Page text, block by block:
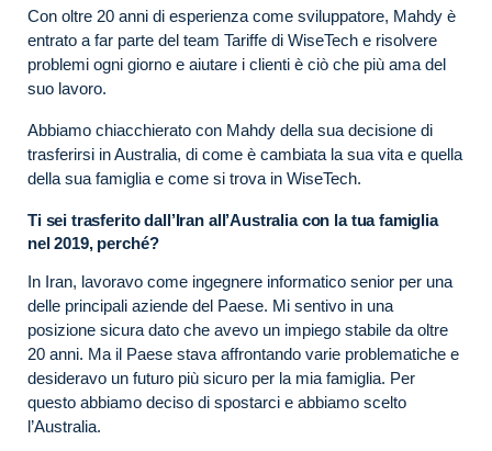
Con oltre 20 anni di esperienza come sviluppatore, Mahdy è
entrato a far parte del team Tariffe di WiseTech e risolvere
problemi ogni giorno e aiutare i clienti è ciò che più ama del
suo lavoro.
Abbiamo chiacchierato con Mahdy della sua decisione di
trasferirsi in Australia, di come è cambiata la sua vita e quella
della sua famiglia e come si trova in WiseTech.
Ti sei trasferito dall’Iran all’Australia con la tua famiglia
nel 2019, perché?
In Iran, lavoravo come ingegnere informatico senior per una
delle principali aziende del Paese. Mi sentivo in una
posizione sicura dato che avevo un impiego stabile da oltre
20 anni. Ma il Paese stava affrontando varie problematiche e
desideravo un futuro più sicuro per la mia famiglia. Per
questo abbiamo deciso di spostarci e abbiamo scelto
l’Australia.